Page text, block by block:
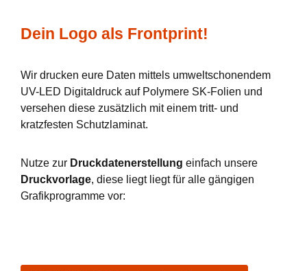
Dein Logo als Frontprint!
Wir drucken eure Daten mittels umweltschonendem
UV-LED Digitaldruck auf Polymere SK-Folien und
versehen diese zusätzlich mit einem tritt- und
kratzfesten Schutzlaminat.
Nutze zur Druckdatenerstellung einfach unsere
Druckvorlage, diese liegt liegt für alle gängigen
Grafikprogramme vor: